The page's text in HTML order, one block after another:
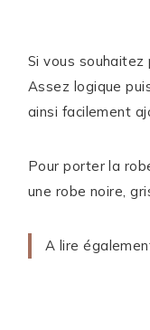
Si vous souhaitez
Assez logique
ainsi facilement
Pour porter la
une robe noire,
A lire